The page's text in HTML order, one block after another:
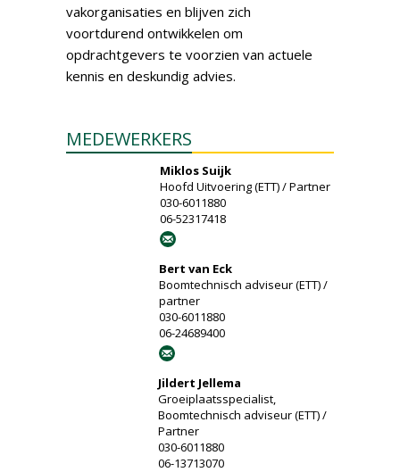
vakorganisaties en blijven zich
voortdurend ontwikkelen om
opdrachtgevers te voorzien van actuele
kennis en deskundig advies.
MEDEWERKERS
Miklos Suijk
Hoofd Uitvoering (ETT) / Partner
030-6011880
06-52317418
Bert van Eck
Boomtechnisch adviseur (ETT) /
partner
030-6011880
06-24689400
Jildert Jellema
Groeiplaatsspecialist,
Boomtechnisch adviseur (ETT) /
Partner
030-6011880
06-13713070